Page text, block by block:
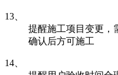
13、
提醒施工项目变更，
确认后方可施工
14、